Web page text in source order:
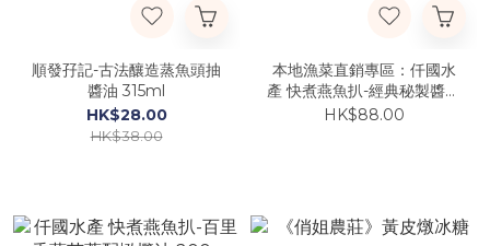
順發孖記-古法釀造蒸魚頭抽
醬油 315ml
HK$28.00
HK$38.00
本地漁菜直銷專區：仟國水
產 快煮燕魚扒-經典秘製醬油
200g - 250g
HK$88.00